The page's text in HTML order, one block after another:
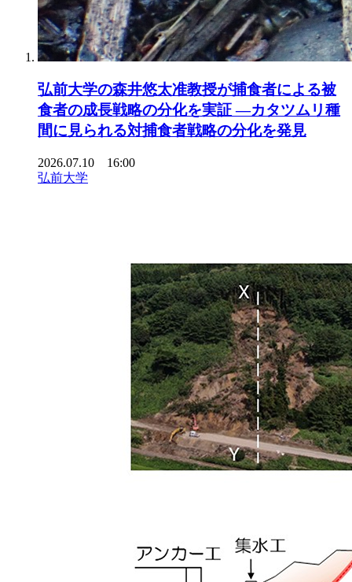
弘前大学の森井悠太准教授が捕食者による被
食者の成長戦略の分化を実証 ―カタツムリ種
間に見られる対捕食者戦略の分化を発見
2026.07.10 16:00
弘前大学